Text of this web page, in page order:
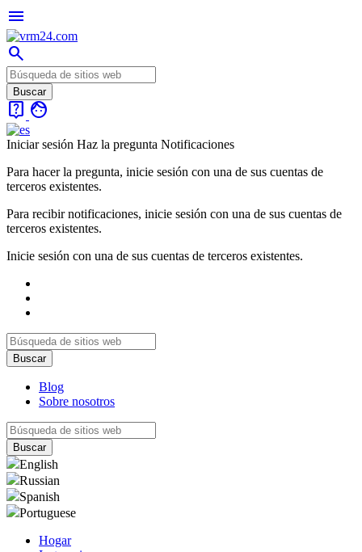
menu
search
live_help face
Iniciar sesión Haz la pregunta Notificaciones
Para hacer la pregunta, inicie sesión con una de sus cuentas de
terceros existentes.
Para recibir notificaciones, inicie sesión con una de sus cuentas de
terceros existentes.
Inicie sesión con una de sus cuentas de terceros existentes.
Blog
Sobre nosotros
English
Russian
Spanish
Portuguese
Hogar